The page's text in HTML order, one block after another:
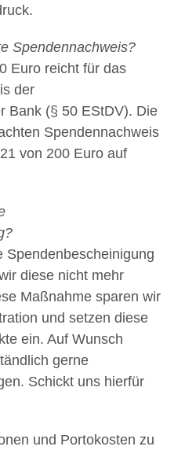
Spendennachweis?
Euro reicht für das
der
Bank (§ 50 EStDV). Die
Spendennachweis
von 200 Euro auf
Spendenbescheinigung
diese nicht mehr
Maßnahme sparen wir
und setzen diese
ein. Auf Wunsch
gerne
Schickt uns hierfür
und Portokosten zu